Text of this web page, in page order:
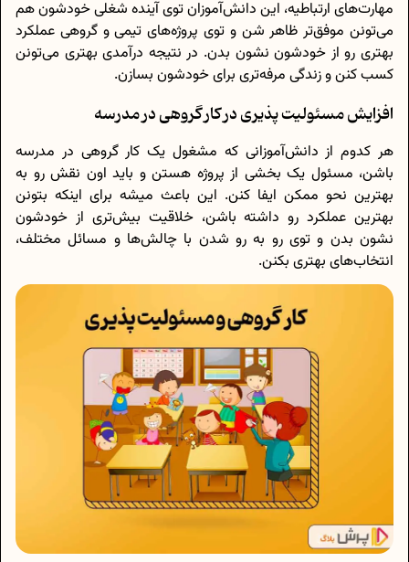
مهارت‌های ارتباطیه، این دانش‌آموزان توی آینده‌ شغلی خودشون هم
می‌تونن موفق‌تر ظاهر شن و توی پروژه‌های تیمی و گروهی عملکرد
بهتری رو از خودشون نشون بدن. در نتیجه درآمدی بهتری می‌تونن
کسب کنن و زندگی مرفه‌تری برای خودشون بسازن.
افزایش مسئولیت پذیری در کار گروهی در مدرسه
هر کدوم از دانش‌آموزانی که مشغول یک کار گروهی در مدرسه
باشن، مسئول یک بخشی از پروژه هستن و باید اون نقش رو به
بهترین نحو ممکن ایفا کنن. این باعث میشه برای اینکه بتونن
بهترین عملکرد رو داشته باشن، خلاقیت بیش‌تری از خودشون
نشون بدن و توی رو به رو شدن با چالش‌ها و مسائل مختلف،
انتخاب‌های بهتری بکنن.